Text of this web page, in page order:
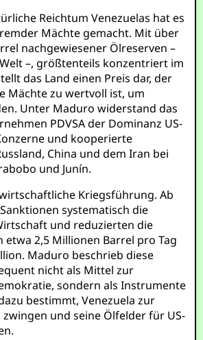
Reichtum Venezuelas hat es
Mächte gemacht. Mit über
nachgewiesener Ölreserven –
–, größtenteils konzentriert im
das Land einen Preis dar, der
Mächte zu wertvoll ist, um
Unter Maduro widerstand das
PDVSA der Dominanz US-
und kooperierte
China und dem Iran bei
und Junín.
Kriegsführung. Ab
systematisch die
und reduzierten die
2,5 Millionen Barrel pro Tag
Maduro beschrieb diese
nicht als Mittel zur
sondern als Instrumente
bestimmt, Venezuela zur
und seine Ölfelder für US-